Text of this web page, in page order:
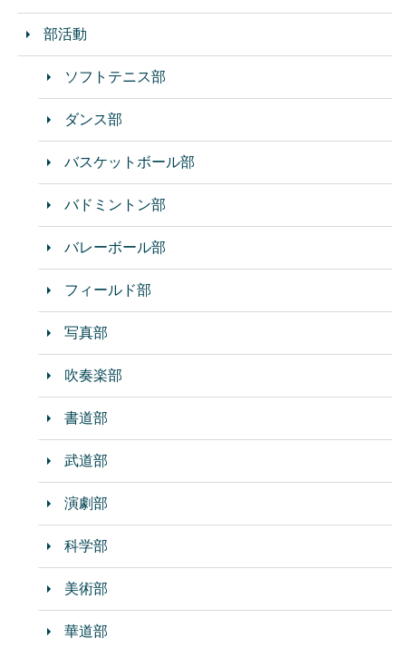
部活動
ソフトテニス部
ダンス部
バスケットボール部
バドミントン部
バレーボール部
フィールド部
写真部
吹奏楽部
書道部
武道部
演劇部
科学部
美術部
華道部